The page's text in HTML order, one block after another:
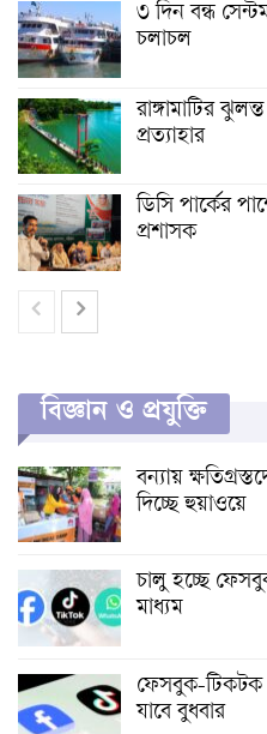
৩ দিন বন্ধ
চলাচল
রাঙ্গামাটির
প্রত্যাহার
ডিসি পার্কের
প্রশাসক
বিজ্ঞান ও প্রযুক্তি
বন্যায়
দিচ্ছে হুয়াওয়ে
চালু হচ্ছে
মাধ্যম
ফেসবুক-টিকটক
যাবে বুধবার